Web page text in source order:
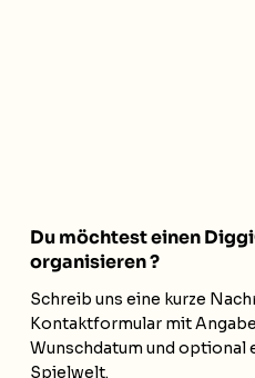
Du möchtest einen
organisieren ?
Schreib uns eine kurze
Kontaktformular mit
Wunschdatum und optional
Spielwelt.